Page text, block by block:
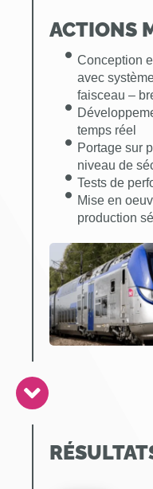
ACTIONS
Conception
avec
faisceau –
temps réel
Portage sur
niveau de
Tests de
Mise en
production